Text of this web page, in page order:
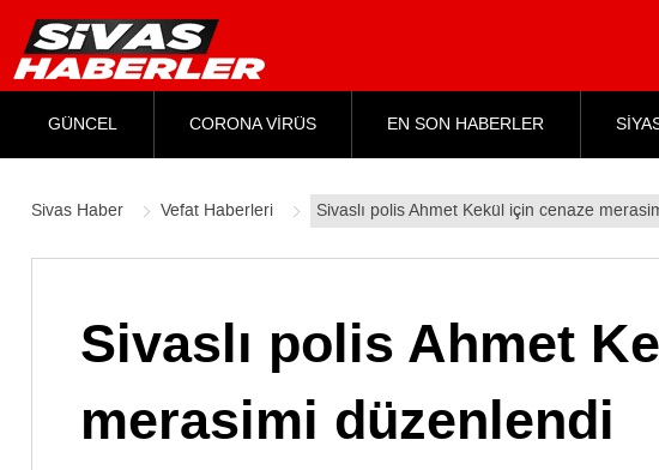
GÜNCEL CORONA VİRÜS EN SON HABERLER
Sivas Haber Vefat Haberleri Sivaslı polis Ahmet Kekül için cenaze
Sivaslı polis Ahmet
merasimi düzenlendi